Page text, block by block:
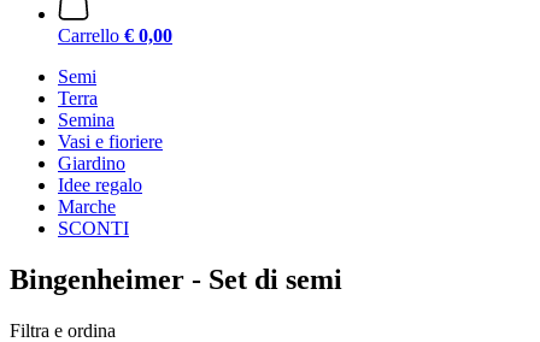
Carrello € 0,00
Semi
Terra
Semina
Vasi e fioriere
Giardino
Idee regalo
Marche
SCONTI
Bingenheimer - Set di semi
Filtra e ordina